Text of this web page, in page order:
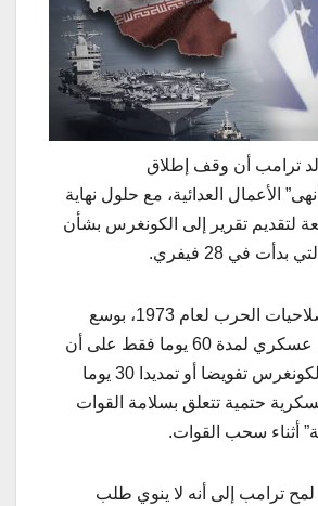
ترامب أن وقف إطلاق
الأعمال العدائية، مع حلول نهاية
لتقديم تقرير إلى الكونغرس بشأن
في 28 فيفري.
وبموجب قانون صلاحيات الحرب لعام 1973، بوسع
الرئيس شن ​عمل عسكري لمدة 60 ‌يوما فقط على أن
يطلب بعدها من الكونغرس تفويضا أو تمديدا 30 يوما
حتمية تتعلق بسلامة القوات
أثناء سحب القوات.
ترامب إلى أنه لا ينوي طلب